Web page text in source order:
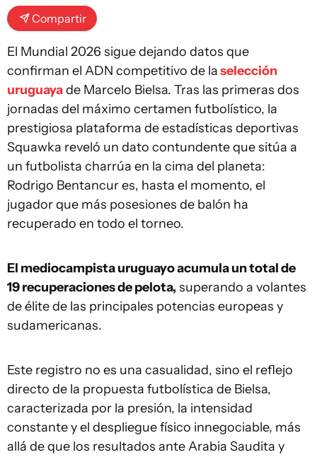
Compartir
El Mundial 2026 sigue dejando datos que
confirman el ADN competitivo de laselección
uruguayade Marcelo Bielsa. Tras las primeras dos
jornadas del máximo certamen futbolístico, la
prestigiosa plataforma de estadísticas deportivas
Squawka reveló un dato contundente que sitúa a
un futbolista charrúa en la cima del planeta:
Rodrigo Bentancur es, hasta el momento, el
jugador que más posesiones de balón ha
recuperado en todo el torneo.
El mediocampista uruguayo acumula un total de
19 recuperaciones de pelota, superando a volantes
de élite de las principales potencias europeas y
sudamericanas.
Este registro no es una casualidad, sino el reflejo
directo de la propuesta futbolística de Bielsa,
caracterizada por la presión, la intensidad
constante y el despliegue físico innegociable, más
allá de que los resultados ante Arabia Saudita y